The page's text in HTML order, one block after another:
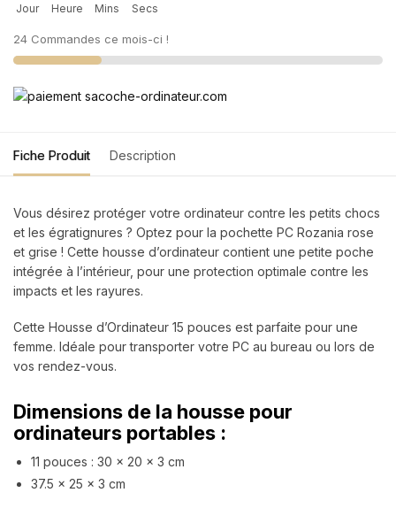
Jour Heure Mins Secs
24 Commandes ce mois-ci !
Fiche Produit Description
Vous désirez protéger votre ordinateur contre les petits chocs
et les égratignures ? Optez pour la pochette PC Rozania rose
et grise ! Cette housse d’ordinateur contient une petite poche
intégrée à l’intérieur, pour une protection optimale contre les
impacts et les rayures.
Cette Housse d’Ordinateur 15 pouces est parfaite pour une
femme. Idéale pour transporter votre PC au bureau ou lors de
vos rendez-vous.
Dimensions de la housse pour
ordinateurs portables :
11 pouces : 30 x 20 x 3 cm
37.5 x 25 x 3 cm